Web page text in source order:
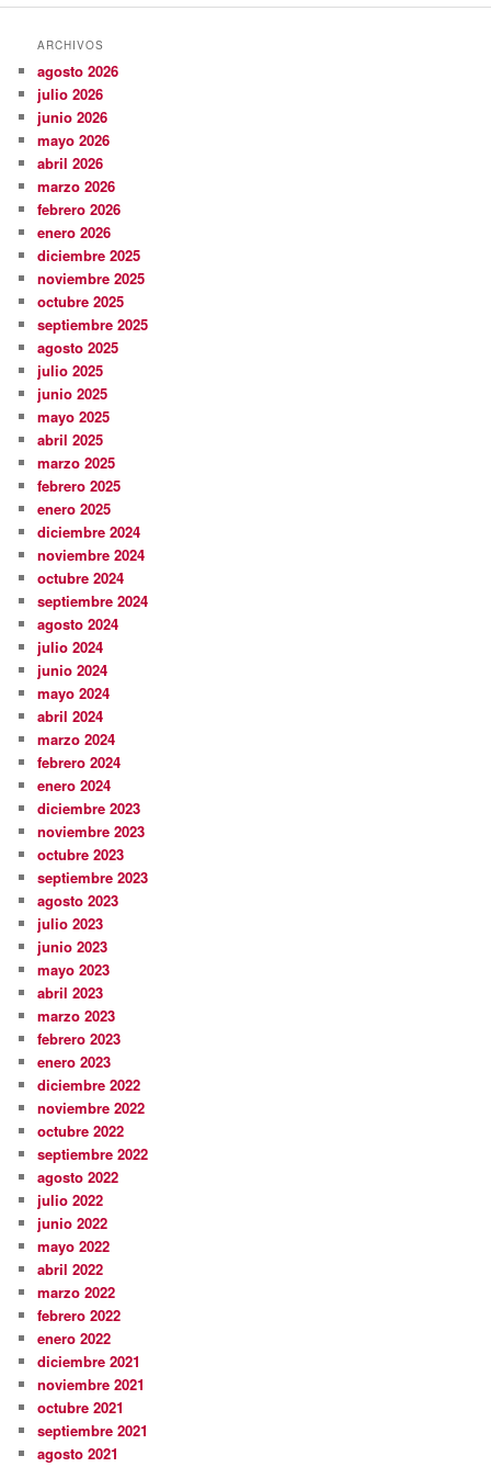
ARCHIVOS
agosto 2026
julio 2026
junio 2026
mayo 2026
abril 2026
marzo 2026
febrero 2026
enero 2026
diciembre 2025
noviembre 2025
octubre 2025
septiembre 2025
agosto 2025
julio 2025
junio 2025
mayo 2025
abril 2025
marzo 2025
febrero 2025
enero 2025
diciembre 2024
noviembre 2024
octubre 2024
septiembre 2024
agosto 2024
julio 2024
junio 2024
mayo 2024
abril 2024
marzo 2024
febrero 2024
enero 2024
diciembre 2023
noviembre 2023
octubre 2023
septiembre 2023
agosto 2023
julio 2023
junio 2023
mayo 2023
abril 2023
marzo 2023
febrero 2023
enero 2023
diciembre 2022
noviembre 2022
octubre 2022
septiembre 2022
agosto 2022
julio 2022
junio 2022
mayo 2022
abril 2022
marzo 2022
febrero 2022
enero 2022
diciembre 2021
noviembre 2021
octubre 2021
septiembre 2021
agosto 2021